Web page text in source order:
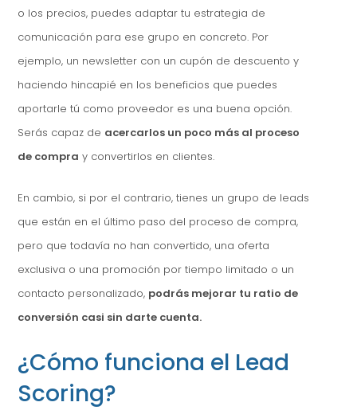
o los precios, puedes adaptar tu estrategia de
comunicación para ese grupo en concreto. Por
ejemplo, un newsletter con un cupón de descuento y
haciendo hincapié en los beneficios que puedes
aportarle tú como proveedor es una buena opción.
Serás capaz de acercarlos un poco más al proceso
de compra y convertirlos en clientes.
En cambio, si por el contrario, tienes un grupo de leads
que están en el último paso del proceso de compra,
pero que todavía no han convertido, una oferta
exclusiva o una promoción por tiempo limitado o un
contacto personalizado, podrás mejorar tu ratio de
conversión casi sin darte cuenta.
¿Cómo funciona el Lead
Scoring?